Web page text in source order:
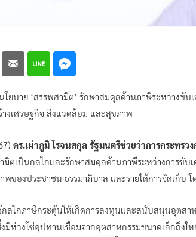
โยบาย ‘สรรพสามิต’ รักษาสมดุลด้านภาษีระหว่าง
างเศรษฐกิจ สิ่งแวดล้อม และสุขภาพ
ดร.เผ่าภูมิ โรจนสกุล รัฐมนตรีช่วยว่าการกระทรวง
มิตเป็นกลไกและรักษาสมดุลด้านภาษีระหว่างการขับ
พของประชาชน ธรรมาภิบาล และรายได้การจัดเก็บ
กลไกภาษีกระตุ้นให้เกิดการลงทุนและสนับสนุนอุตส
ห่วงโซ่อุปทานเชื่อมจากอุตสาหกรรมขนาดเล็กถึงให